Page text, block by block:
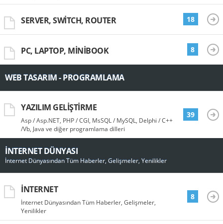
SERVER, SWITCH, ROUTER 18
PC, LAPTOP, MINIBOOK 8
WEB TASARIM - PROGRAMLAMA
YAZILIM GELIŞTIRME
Asp / Asp.NET, PHP / CGI, MsSQL / MySQL, Delphi / C++
/Vb, Java ve diğer programlama dilleri
39
İNTERNET DÜNYASI
İnternet Dünyasından Tüm Haberler, Gelişmeler, Yenilikler
İNTERNET
İnternet Dünyasından Tüm Haberler, Gelişmeler,
Yenilikler
8